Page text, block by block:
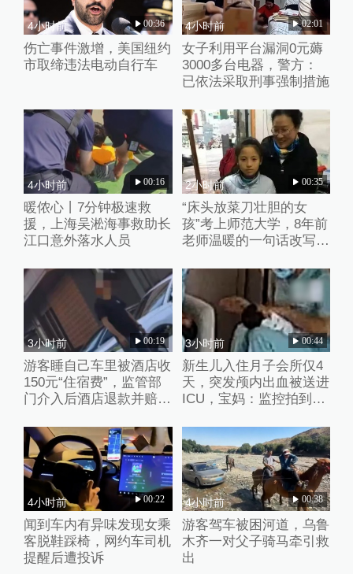
4小时前 00:36
伤亡事件激增，美国纽约
市取缔违法电动自行车
4小时前 02:01
女子利用平台漏洞0元薅
3000多台电器，警方：
已依法采取刑事强制措施
4小时前 00:16
暖侬心丨7分钟极速救
援，上海吴淞海事救助长
江口意外落水人员
2小时前 00:35
“床头放菜刀壮胆的女
孩”考上师范大学，8年前
老师温暖的一句话改写了
3小时前 00:19
游客睡自己车里被酒店收
150元“住宿费”，监管部
门介入后酒店退款并赔偿
3小时前 00:44
新生儿入住月子会所仅4
天，突发颅内出血被送进
ICU，宝妈：监控拍到护
4小时前 00:22
闻到车内有异味发现女乘
客脱鞋踩椅，网约车司机
提醒后遭投诉
4小时前 00:38
游客驾车被困河道，乌鲁
木齐一对父子骑马牵引救
出